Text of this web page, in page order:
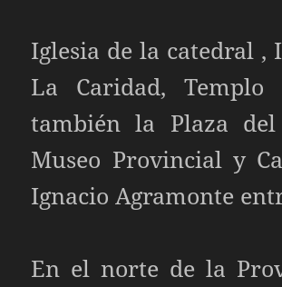
Iglesia de la catedral ,
La Caridad, Templo
también la Plaza del
Museo Provincial y
Ignacio Agramonte
En el norte de la